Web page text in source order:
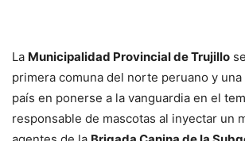
La Municipalidad Provincial de Trujillo
primera comuna del norte peruano y una
país en ponerse a la vanguardia en el
responsable de mascotas al inyectar un